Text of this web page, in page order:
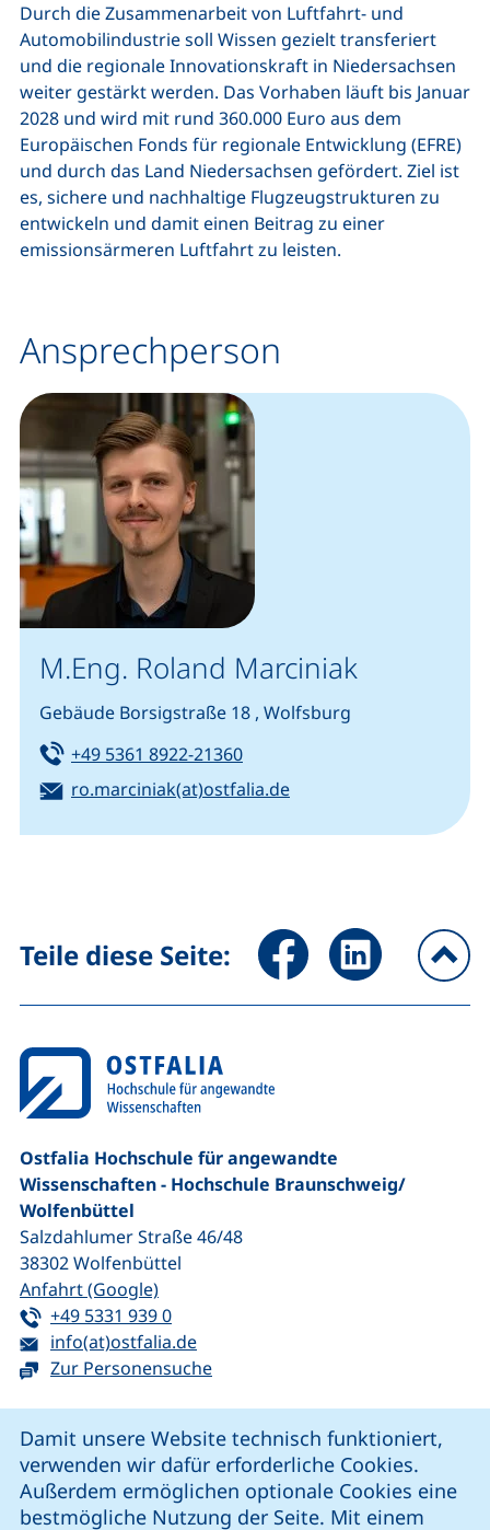
Damit unsere Website technisch funktioniert,
verwenden wir dafür erforderliche Cookies.
Außerdem ermöglichen optionale Cookies eine
bestmögliche Nutzung der Seite. Mit einem
Durch die Zusammenarbeit von Luftfahrt- und
Automobilindustrie soll Wissen gezielt transferiert
und die regionale Innovationskraft in Niedersachsen
weiter gestärkt werden. Das Vorhaben läuft bis Januar
2028 und wird mit rund 360.000 Euro aus dem
Europäischen Fonds für regionale Entwicklung (EFRE)
und durch das Land Niedersachsen gefördert. Ziel ist
es, sichere und nachhaltige Flugzeugstrukturen zu
entwickeln und damit einen Beitrag zu einer
emissionsärmeren Luftfahrt zu leisten.
Ansprechperson
M.Eng. Roland Marciniak
Gebäude Borsigstraße 18 , Wolfsburg
Tel:
+49 5361 8922-21360(startet einen Telefonanruf,
E-Mail:
ro.marciniak(at)ostfalia.de(öffnet Ihr E-Mail-
Teile diese Seite: Seite über Facebook teilen
Seite über
Ostfalia Hochschule für angewandte
Wissenschaften - Hochschule Braunschweig/​
Wolfenbüttel
Salzdahlumer Straße 46/48
38302Wolfenbüttel
Anfahrt (Google)(externer Link, öffnet neues Fenster)
Tel:
+49 5331 939 0(startet einen Telefonanruf, wenn Ihr
E-Mail:
info(at)ostfalia.de(öffnet Ihr E-Mail-Programm)
Zur Personensuche
unsere Facebook-Seite (externer Link, öffnet neues
unsere LinkedIn-Seite (externer Link, öffnet
unsere Instagram-Seite (externer Link,
unsere YouTube-Seite (externer